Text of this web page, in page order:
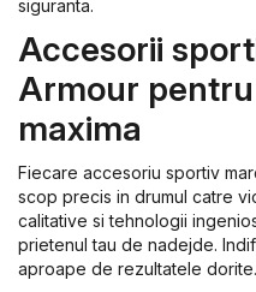
siguranta.
Accesorii
Armour
maxima
Fiecare accesoriu sportiv
scop precis in drumul catre
calitative si tehnologii
prietenul tau de nadejde.
aproape de rezultatele dorite.